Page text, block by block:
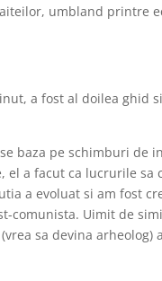
umbland printre
a fost al doilea ghid
baza pe schimburi de
a facut ca lucrurile sa
a evoluat si am fost
comunista. Uimit de
sa devina arheolog)